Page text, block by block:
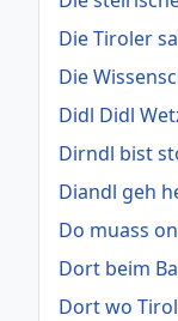
Die Tiroler
Die
Didl Didl
Dirndl bist
Diandl geh
Do muass
Dort beim
Dort wo